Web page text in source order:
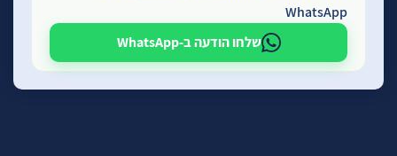
WhatsApp
שלחו הודעה ב-WhatsApp